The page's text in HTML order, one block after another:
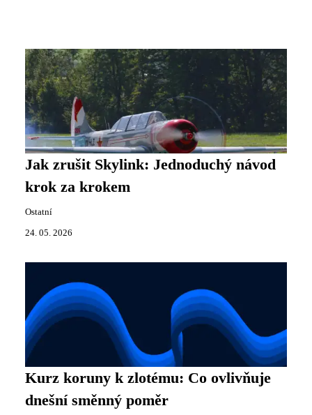
Jak zrušit Skylink: Jednoduchý návod
krok za krokem
Ostatní
24. 05. 2026
Kurz koruny k zlotému: Co ovlivňuje
dnešní směnný poměr